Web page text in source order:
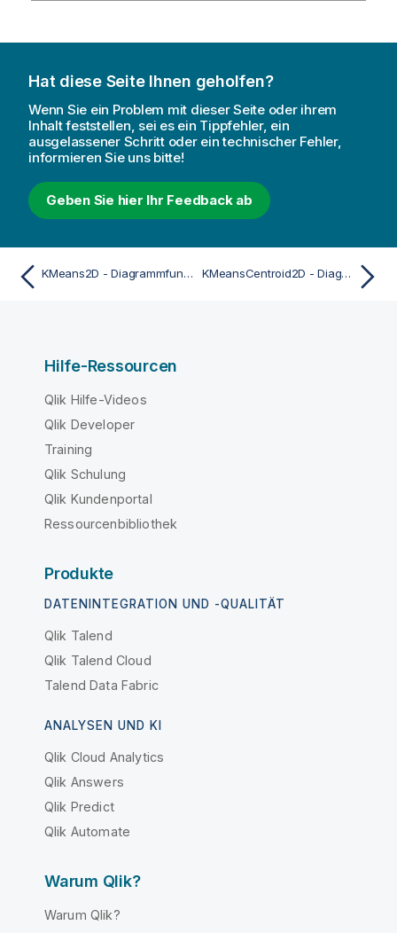
Hat diese Seite Ihnen geholfen?
Wenn Sie ein Problem mit dieser Seite oder ihrem
Inhalt feststellen, sei es ein Tippfehler, ein
ausgelassener Schritt oder ein technischer Fehler,
informieren Sie uns bitte!
Geben Sie hier Ihr Feedback ab
KMeans2D - Diagrammfunktion KMeansCentroid2D - Diagrammfunktion
Hilfe-Ressourcen
Qlik Hilfe-Videos
Qlik Developer
Training
Qlik Schulung
Qlik Kundenportal
Ressourcenbibliothek
Produkte
DATENINTEGRATION UND -QUALITÄT
Qlik Talend
Qlik Talend Cloud
Talend Data Fabric
ANALYSEN UND KI
Qlik Cloud Analytics
Qlik Answers
Qlik Predict
Qlik Automate
Warum Qlik?
Warum Qlik?